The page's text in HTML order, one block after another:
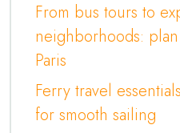
From bus tours to
neighborhoods:
Paris
Ferry travel
for smooth sailing